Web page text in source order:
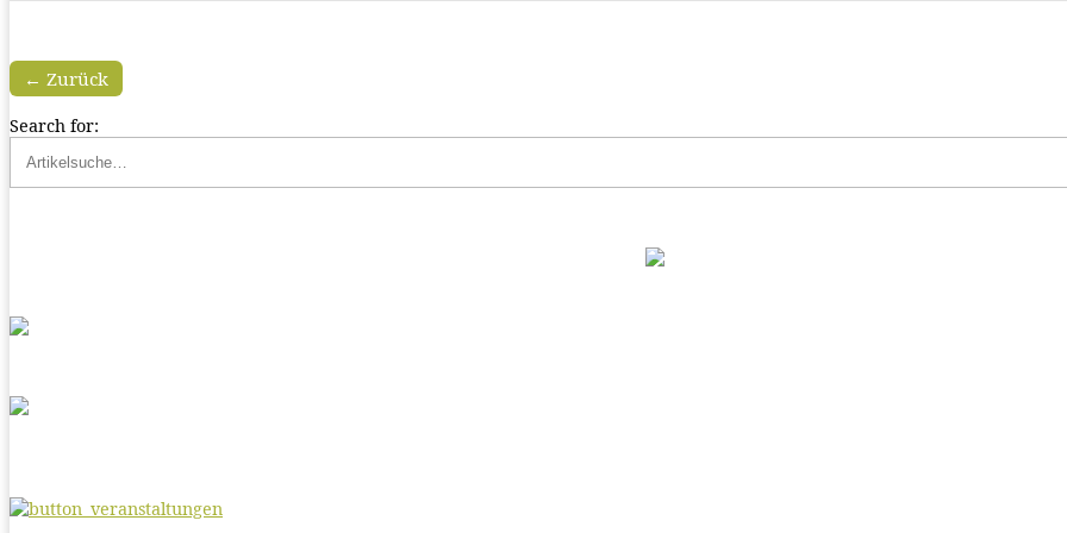
← Zurück
Search for: